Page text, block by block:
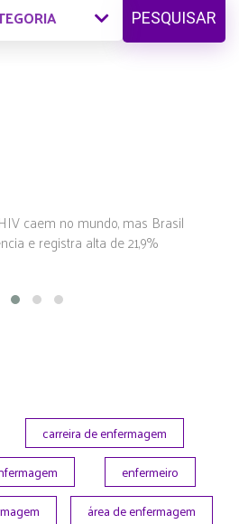
PESQUISAR
caem no mundo, mas Brasil
e registra alta de 21,9%
carreira de enfermagem
enfermeiro
área de enfermagem